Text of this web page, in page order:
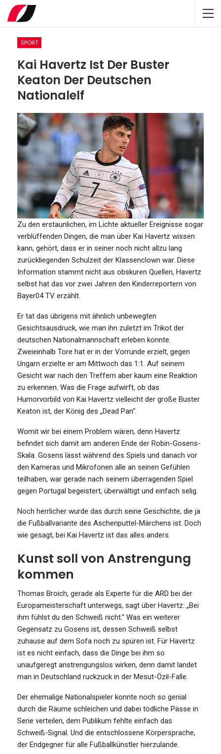
SPORT
Kai Havertz Ist Der Buster
Keaton Der Deutschen
Nationalelf
Zu den erstaunlichen, im Lichte aktueller Ereignisse sogar
verblüffenden Dingen, die man über Kai Havertz wissen
kann, gehört, dass er in seiner noch nicht allzu lang
zurückliegenden Schulzeit der Klassenclown war. Diese
Information stammt nicht aus obskuren Quellen, Havertz
selbst hat das vor zwei Jahren den Kinderreportern von
Bayer04 TV erzählt.
Er tat das übrigens mit ähnlich unbewegten
Gesichtsausdruck, wie man ihn zuletzt im Trikot der
deutschen Nationalmannschaft erleben konnte.
Zweieinhalb Tore hat er in der Vorrunde erzielt, gegen
Ungarn erzielte er am Mittwoch das 1:1. Auf seinem
Gesicht war nach den Treffern aber kaum eine Reaktion
zu erkennen. Was die Frage aufwirft, ob das
Humorvorbild von Kai Havertz vielleicht der große Buster
Keaton ist, der König des „Dead Pan“.
Womit wir bei einem Problem wären, denn Havertz
befindet sich damit am anderen Ende der Robin-Gosens-
Skala. Gosens lässt während des Spiels und danach vor
den Kameras und Mikrofonen alle an seinen Gefühlen
teilhaben, war gerade nach seinem überragenden Spiel
gegen Portugal begeistert, überwältigt und einfach selig.
Noch herrlicher wurde das durch seine Geschichte, die ja
die Fußballvariante des Aschenputtel-Märchens ist. Doch
wie gesagt, bei Kai Havertz ist das alles anders.
Kunst soll von Anstrengung
kommen
Thomas Broich, gerade als Experte für die ARD bei der
Europameisterschaft unterwegs, sagt über Havertz: „Bei
ihm fühlst du den Schweiß nicht.“ Was ein weiterer
Gegensatz zu Gosens ist, dessen Schweiß selbst
zuhause auf dem Sofa noch zu spüren ist. Für Havertz
ist es nicht einfach, dass die Dinge bei ihm so
unaufgeregt anstrengungslos wirken, denn damit landet
man in Deutschland ruckzuck in der Mesut-Özil-Falle.
Der ehemalige Nationalspieler konnte noch so genial
durch die Räume schleichen und dabei tödliche Pässe in
Serie verteilen, dem Publikum fehlte einfach das
Schweiß-Signal. Und die entschlossene Körpersprache,
der Endgegner für alle Fußballkünstler hierzulande.